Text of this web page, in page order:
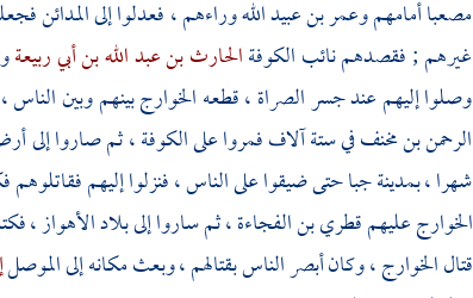
مصعباأمامهموعمر بن عبيد اللهوراءهم ، فعدلوا إلىالمدائن
غيرهم ; فقصدهم نائبالكوفةالحارث بن عبد الله بن أبي ربيعة
وصلوا إليهم عندجسر الصراة، قطعهالخوارجبينهم وبين الناس
الرحمن بن مخنففي ستة آلاف فمروا علىالكوفة، ثم صاروا إلى
شهرا ، بمدينةجباحتى ضيقوا على الناس ، فنزلوا إليهم
الخوارجعليهمقطري بن الفجاءة، ثم ساروا إلى بلادالأهواز،
قتالالخوارج ،وكان أبصر الناس بقتالهم ، وبعث مكانه إلىالموصل